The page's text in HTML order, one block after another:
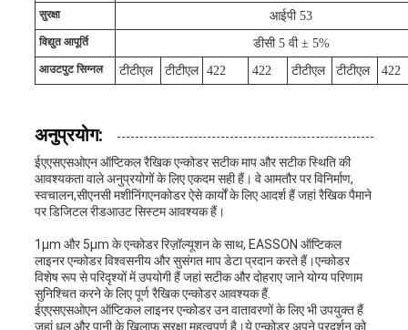
सुरक्षा आईपी 53
विद्युत आपूर्ति डीसी 5 वी ± 5%
आउटपुट सिग्नल टीटीएल टीटीएल 422 422 टीटीएल टीटीएल 422
अनुप्रयोग:
ईएएसएसओएन ऑप्टिकल रैखिक एन्कोडर सटीक माप और सटीक स्थिति की
आवश्यकता वाले अनुप्रयोगों के लिए एकदम सही हैं। वे आमतौर पर विनिर्माण,
स्वचालन,सीएनसी मशीनिंगएनकोडर ऐसे कार्यों के लिए आदर्श हैं जहां रैखिक पैमाने
पर डिजिटल रीडआउट सिस्टम आवश्यक हैं।
1μm और 5μm के एन्कोडर रिज़ॉल्यूशन के साथ, EASSON ऑप्टिकल
लाइनर एन्कोडर विश्वसनीय और सुसंगत माप डेटा प्रदान करते हैं।एन्कोडर
विशेष रूप से परिदृश्यों में उपयोगी हैं जहां सटीक और दोहराए जाने योग्य परिणाम
सुनिश्चित करने के लिए पूर्ण रैखिक एन्कोडर आवश्यक हैं.
ईएएसएसओएन ऑप्टिकल लाइनर एन्कोडर उन वातावरणों के लिए भी उपयुक्त हैं
जहां धूल और पानी के खिलाफ सुरक्षा महत्वपूर्ण है।ये एन्कोडर अपने प्रदर्शन को